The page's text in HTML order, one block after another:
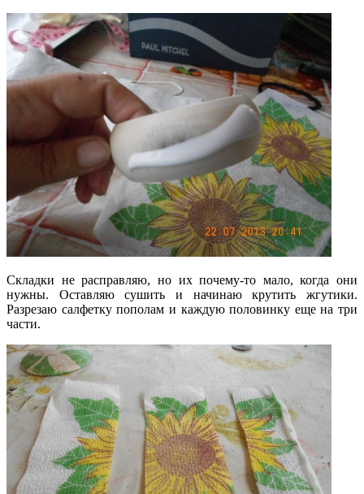
Складки не расправляю, но их почему-то мало, когда они
нужны. Оставляю сушить и начинаю крутить жгутики.
Разрезаю салфетку пополам и каждую половинку еще на три
части.